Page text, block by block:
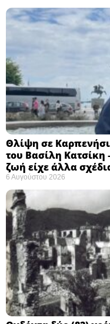
Θλίψη σε
του Βασίλη
ζωή είχε άλλα
6 Αυγούστου 2026